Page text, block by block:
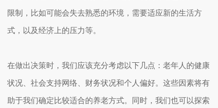
限制，比如可能会失去熟悉的环境，需要适应新的生活方
式，以及经济上的压力等。
在做出决策时，我们应该充分考虑以下几点：老年人的健康
状况、社会支持网络、财务状况和个人偏好。这些因素将有
助于我们确定比较适合的养老方式。同时，我们也可以探索